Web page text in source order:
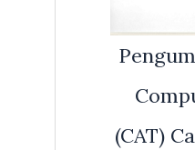
(CAT)